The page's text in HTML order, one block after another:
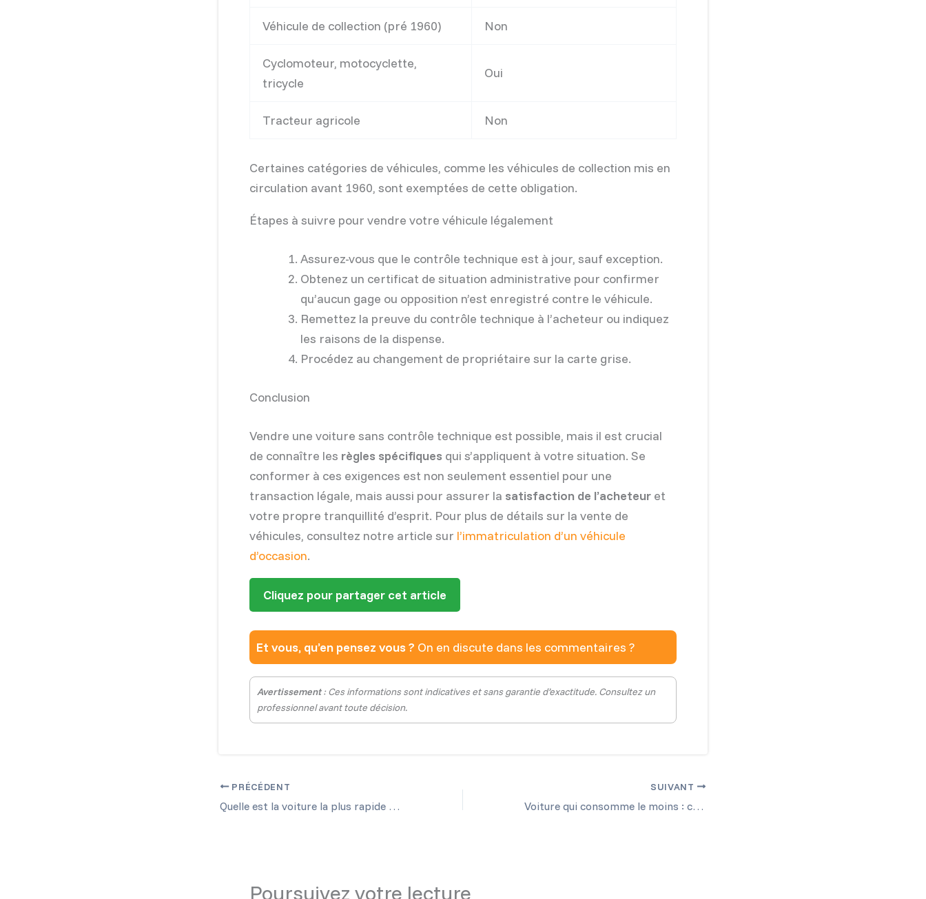
Véhicule de collection (pré 1960) Non
Cyclomoteur, motocyclette,
tricycle
Oui
Tracteur agricole Non
Certaines catégories de véhicules, comme les véhicules de collection mis en
circulation avant 1960, sont exemptées de cette obligation.
Étapes à suivre pour vendre votre véhicule légalement
Assurez-vous que le contrôle technique est à jour, sauf exception.
Obtenez un certificat de situation administrative pour confirmer
qu’aucun gage ou opposition n’est enregistré contre le véhicule.
Remettez la preuve du contrôle technique à l’acheteur ou indiquez
les raisons de la dispense.
Procédez au changement de propriétaire sur la carte grise.
Conclusion
Vendre une voiture sans contrôle technique est possible, mais il est crucial
de connaître les règles spécifiques qui s’appliquent à votre situation. Se
conformer à ces exigences est non seulement essentiel pour une
transaction légale, mais aussi pour assurer la satisfaction de l’acheteur et
votre propre tranquillité d’esprit. Pour plus de détails sur la vente de
véhicules, consultez notre article sur l’immatriculation d’un véhicule
d’occasion.
Cliquez pour partager cet article
Et vous, qu’en pensez vous ? On en discute dans les commentaires ?
Avertissement: Ces informations sont indicatives et sans garantie d’exactitude. Consultez un
professionnel avant toute décision.
PRÉCÉDENT
Quelle est la voiture la plus rapide du monde en 2023 ?
SUIVANT
Voiture qui consomme le moins : comment bien choisir en 2024 ?
Poursuivez votre lecture